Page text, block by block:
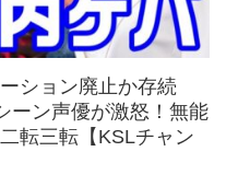
ション廃止か存続
ーン声優が激怒！無能
転三転【KSLチャン